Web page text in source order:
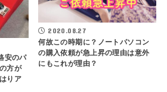
安のパ
方が
りア
2020.08.27
何故この時期に？ノートパソコン
の購入依頼が急上昇の理由は意外
にもこれが理由？